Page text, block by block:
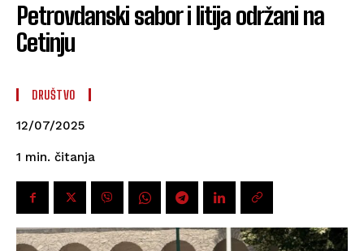
Petrovdanski sabor i litija održani na
Cetinju
DRUŠTVO
12/07/2025
1 min. čitanja